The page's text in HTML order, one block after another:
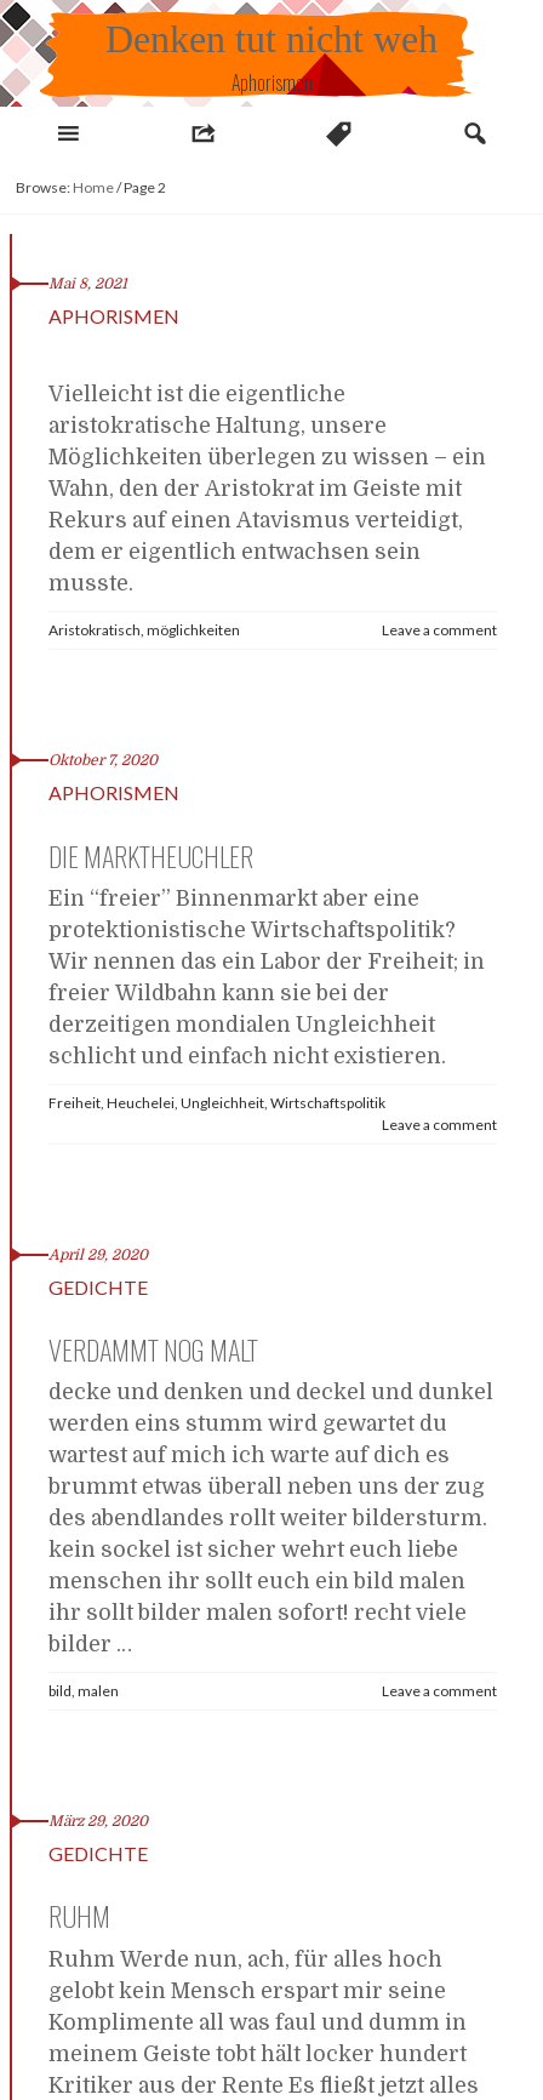
Skip
to
content
Denken tut nicht weh
Aphorismen
Browse: Home/Page 2
Mai 8, 2021
APHORISMEN
Vielleicht ist die eigentliche
aristokratische Haltung, unsere
Möglichkeiten überlegen zu wissen – ein
Wahn, den der Aristokrat im Geiste mit
Rekurs auf einen Atavismus verteidigt,
dem er eigentlich entwachsen sein
musste.
Aristokratisch, möglichkeiten Leave a comment
Oktober 7, 2020
APHORISMEN
DIE MARKTHEUCHLER
Ein “freier” Binnenmarkt aber eine
protektionistische Wirtschaftspolitik?
Wir nennen das ein Labor der Freiheit; in
freier Wildbahn kann sie bei der
derzeitigen mondialen Ungleichheit
schlicht und einfach nicht existieren.
Freiheit Heuchelei Ungleichheit Wirtschaftspolitik
Leave a comment
April 29, 2020
GEDICHTE
VERDAMMT NOG MALT
decke und denken und deckel und dunkel
werden eins stumm wird gewartet du
wartest auf mich ich warte auf dich es
brummt etwas überall neben uns der zug
des abendlandes rollt weiter bildersturm.
kein sockel ist sicher wehrt euch liebe
menschen ihr sollt euch ein bild malen
ihr sollt bilder malen sofort! recht viele
bilder …
bild, malen Leave a comment
März 29, 2020
GEDICHTE
RUHM
Ruhm Werde nun, ach, für alles hoch
gelobt kein Mensch erspart mir seine
Komplimente all was faul und dumm in
meinem Geiste tobt hält locker hundert
Kritiker aus der Rente Es fließt jetzt alles